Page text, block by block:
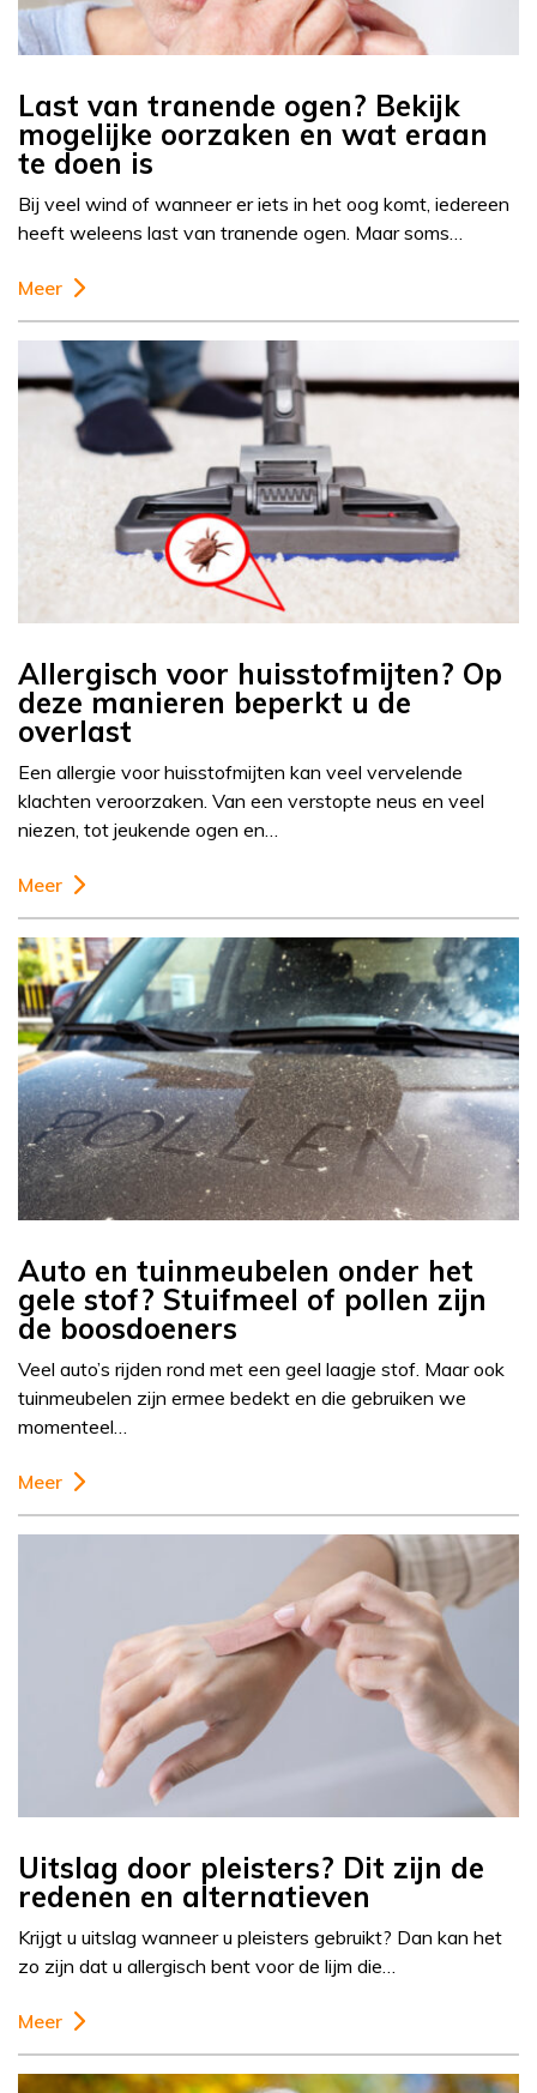
Last van tranende ogen? Bekijk
mogelijke oorzaken en wat eraan
te doen is
Bij veel wind of wanneer er iets in het oog komt, iedereen
heeft weleens last van tranende ogen. Maar soms…
Meer
Allergisch voor huisstofmijten? Op
deze manieren beperkt u de
overlast
Een allergie voor huisstofmijten kan veel vervelende
klachten veroorzaken. Van een verstopte neus en veel
niezen, tot jeukende ogen en…
Meer
Auto en tuinmeubelen onder het
gele stof? Stuifmeel of pollen zijn
de boosdoeners
Veel auto’s rijden rond met een geel laagje stof. Maar ook
tuinmeubelen zijn ermee bedekt en die gebruiken we
momenteel…
Meer
Uitslag door pleisters? Dit zijn de
redenen en alternatieven
Krijgt u uitslag wanneer u pleisters gebruikt? Dan kan het
zo zijn dat u allergisch bent voor de lijm die…
Meer